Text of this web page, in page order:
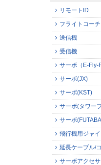
リモートID
フライトコーチ
送信機
受信機
サーボ（E-Fly-
サーボ(JX)
サーボ(KST)
サーボ(タワー
サーボ
飛行機用ジャイ
延長ケーブル/
サーボアクセ